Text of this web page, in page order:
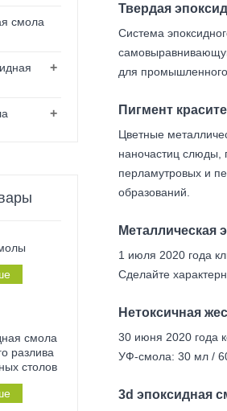
Твердая
Система
для
Пигмент
Цветные
наночастиц слюды,
перламутровых и
образований.
Металлическая
1 июля 2020 года
Сделайте
Нетоксичная
30 июня 2020 года
УФ-смола: 30 мл /
3d эпоксидная
смола
+
+
смола
разлива
столов